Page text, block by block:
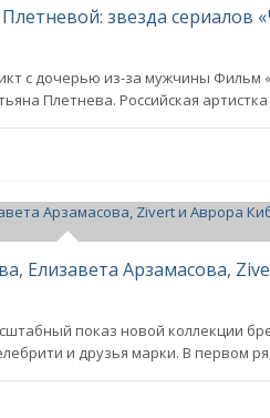
с дочерью из-за мужчины Фильм
Плетнева. Российская артистка
показ новой коллекции
и друзья марки. В первом